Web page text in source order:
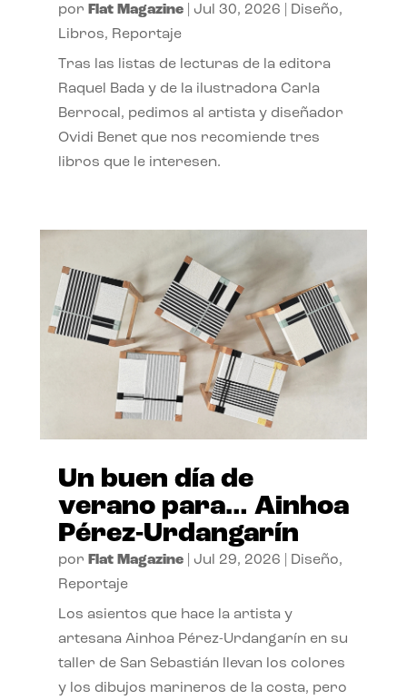
por Flat Magazine| Jul 30, 2026 Diseño,
Libros, Reportaje
Tras las listas de lecturas de la editora
Raquel Bada y de la ilustradora Carla
Berrocal, pedimos al artista y diseñador
Ovidi Benet que nos recomiende tres
libros que le interesen.
Un buen día de
verano para… Ainhoa
Pérez-Urdangarín
por Flat Magazine| Jul 29, 2026 Diseño,
Reportaje
Los asientos que hace la artista y
artesana Ainhoa Pérez-Urdangarín en su
taller de San Sebastián llevan los colores
y los dibujos marineros de la costa, pero